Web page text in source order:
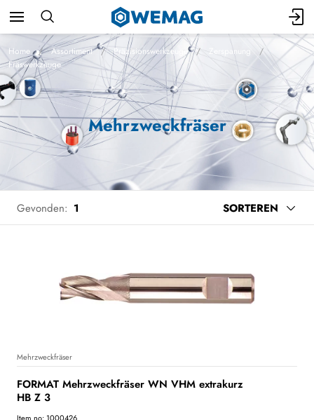
Home Assortiment Präzisionswerkzeuge
Zerspanung
Fräswerkzeuge
Mehrzweckfräser
Gevonden: 1 SORTEREN
Mehrzweckfräser
FORMAT Mehrzweckfräser WN VHM extrakurz
HB Z 3